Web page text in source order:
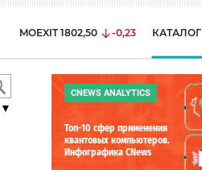
MOEXIT 1802,50 -0,23 КАТАЛОГ
CNEWS ANALYTICS
Топ-10 сфер применения
квантовых компьютеров.
Инфографика CNews